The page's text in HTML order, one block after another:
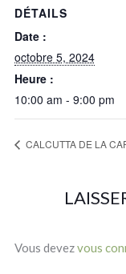
DÉTAILS
Date :
octobre 5, 2024
Heure :
10:00 am - 9:00 pm
CALCUTTA DE LA
Vous devezvous